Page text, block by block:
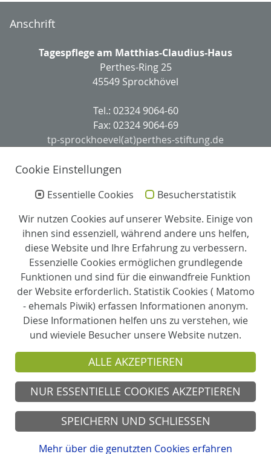
Anschrift
Tagespflege am Matthias-Claudius-Haus
Perthes-Ring 25
45549 Sprockhövel
Tel.: 02324 9064-60
Fax: 02324 9064-69
tp-sprockhoevel(at)perthes-stiftung.de
Leitung
Leitung:
Diana Beine
Pflegedienstleitung:
Birgit Mühlhaus
Partner
Träger
Evangelische Perthes-Stiftung e.V.
© 2026 Tagespflege Matthias-Claudius-Haus
Sprockhövel
Kontakt
Anfahrt Impressum
Cookie Einstellungen
Essentielle Cookies
Besucherstatistik
Wir nutzen Cookies auf unserer Website. Einige von
ihnen sind essenziell, während andere uns helfen,
diese Website und Ihre Erfahrung zu verbessern.
Essenzielle Cookies ermöglichen grundlegende
Funktionen und sind für die einwandfreie Funktion
der Website erforderlich. Statistik Cookies ( Matomo
- ehemals Piwik) erfassen Informationen anonym.
Diese Informationen helfen uns zu verstehen, wie
und wieviele Besucher unsere Website nutzen.
ALLE AKZEPTIEREN
NUR ESSENTIELLE COOKIES AKZEPTIEREN
SPEICHERN UND SCHLIESSEN
Mehr über die genutzten Cookies erfahren